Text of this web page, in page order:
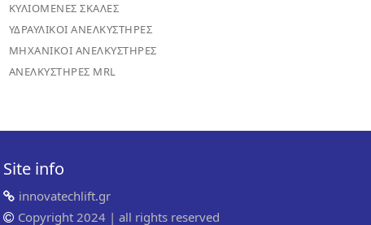
ΚΥΛΙΟΜΕΝΕΣ ΣΚΑΛΕΣ
ΥΔΡΑΥΛΙΚΟΙ ΑΝΕΛΚΥΣΤΗΡΕΣ
ΜΗΧΑΝΙΚΟΙ ΑΝΕΛΚΥΣΤΗΡΕΣ
ΑΝΕΛΚΥΣΤΗΡΕΣ MRL
Site info
innovatechlift.gr
Copyright 2024 | all rights reserved